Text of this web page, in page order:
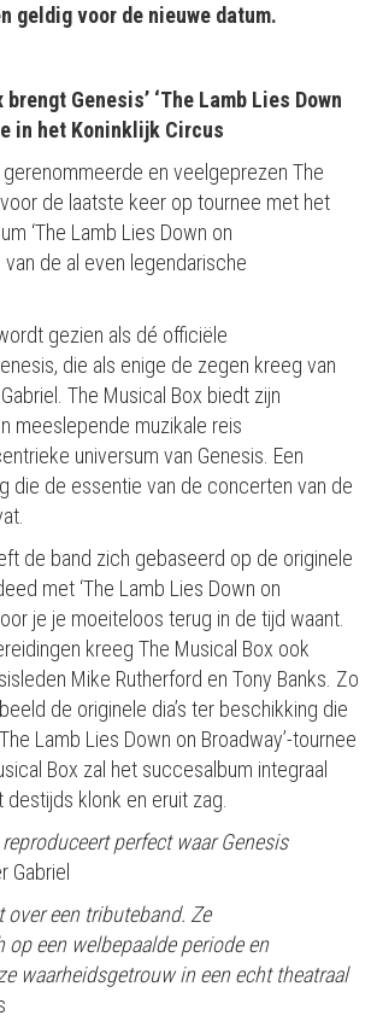
geldig voor de nieuwe datum.
Genesis’ ‘The Lamb Lies Down
in het Koninklijk Circus
en veelgeprezen The
de laatste keer op tournee met het
‘The Lamb Lies Down on
van de al even legendarische
gezien als dé officiële
die als enige de zegen kreeg van
The Musical Box biedt zijn
meeslepende muzikale reis
universum van Genesis. Een
die de essentie van de concerten van de
de band zich gebaseerd op de originele
met ‘The Lamb Lies Down on
je je moeiteloos terug in de tijd waant.
kreeg The Musical Box ook
Mike Rutherford en Tony Banks. Zo
de originele dia’s ter beschikking die
Lamb Lies Down on Broadway’-tournee
Box zal het succesalbum integraal
destijds klonk en eruit zag.
reproduceert perfect waar Genesis
Gabriel
over een tributeband. Ze
op een welbepaalde periode en
waarheidsgetrouw in een echt theatraal